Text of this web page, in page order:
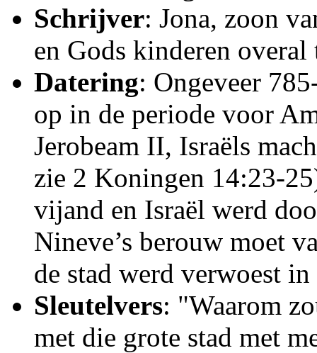
Schrijver: Jona, zoon
en Gods kinderen overal
Datering: Ongeveer
op in de periode voor
Jerobeam II, Israëls
zie 2 Koningen 14:23-
vijand en Israël werd
Nineve’s berouw moet
de stad werd verwoest
Sleutelvers: "Waarom
met die grote stad met